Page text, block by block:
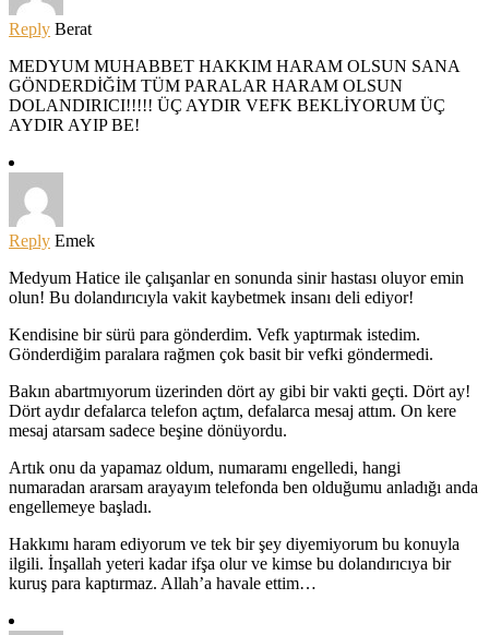
Reply Berat
MEDYUM MUHABBET HAKKIM HARAM OLSUN SANA
GÖNDERDİĞİM TÜM PARALAR HARAM OLSUN
DOLANDIRICI!!!!! ÜÇ AYDIR VEFK BEKLİYORUM ÜÇ
AYDIR AYIP BE!
Reply Emek
Medyum Hatice ile çalışanlar en sonunda sinir hastası oluyor emin
olun! Bu dolandırıcıyla vakit kaybetmek insanı deli ediyor!
Kendisine bir sürü para gönderdim. Vefk yaptırmak istedim.
Gönderdiğim paralara rağmen çok basit bir vefki göndermedi.
Bakın abartmıyorum üzerinden dört ay gibi bir vakti geçti. Dört ay!
Dört aydır defalarca telefon açtım, defalarca mesaj attım. On kere
mesaj atarsam sadece beşine dönüyordu.
Artık onu da yapamaz oldum, numaramı engelledi, hangi
numaradan ararsam arayayım telefonda ben olduğumu anladığı anda
engellemeye başladı.
Hakkımı haram ediyorum ve tek bir şey diyemiyorum bu konuyla
ilgili. İnşallah yeteri kadar ifşa olur ve kimse bu dolandırıcıya bir
kuruş para kaptırmaz. Allah’a havale ettim…